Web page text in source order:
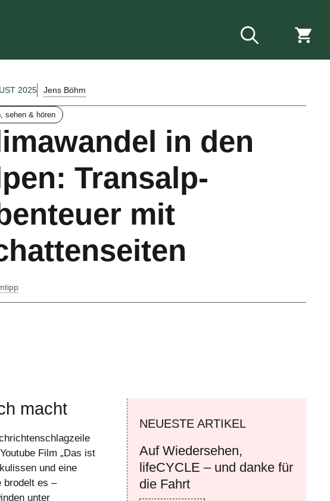
2025 Jens Böhm
sehen & hören
in den
Transalp-
mit
macht
Film „Das ist
und eine
brodelt es –
unter
NEUESTE ARTIKEL
Auf Wiedersehen,
lifeCYCLE – und danke für
die Fahrt